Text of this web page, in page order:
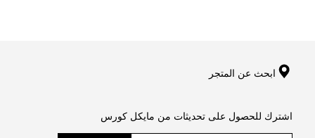
ابحث عن المتجر
اشترك للحصول على تحديثات من مايكل كورس